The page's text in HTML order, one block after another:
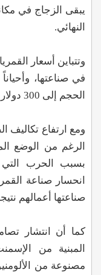
يبقى الزجاج في
النهائي.
وتتباين أسعار
في صناعتها،
الحجم إلى 300 دولار أمريكي.
ومع ارتفاع تكاليف
الرغم من الوضع
بسبب الحرب التي
انحسار صناعة
صناعتها أعمالهم
كما أن انتشار
المبنية من
مصنوعة من